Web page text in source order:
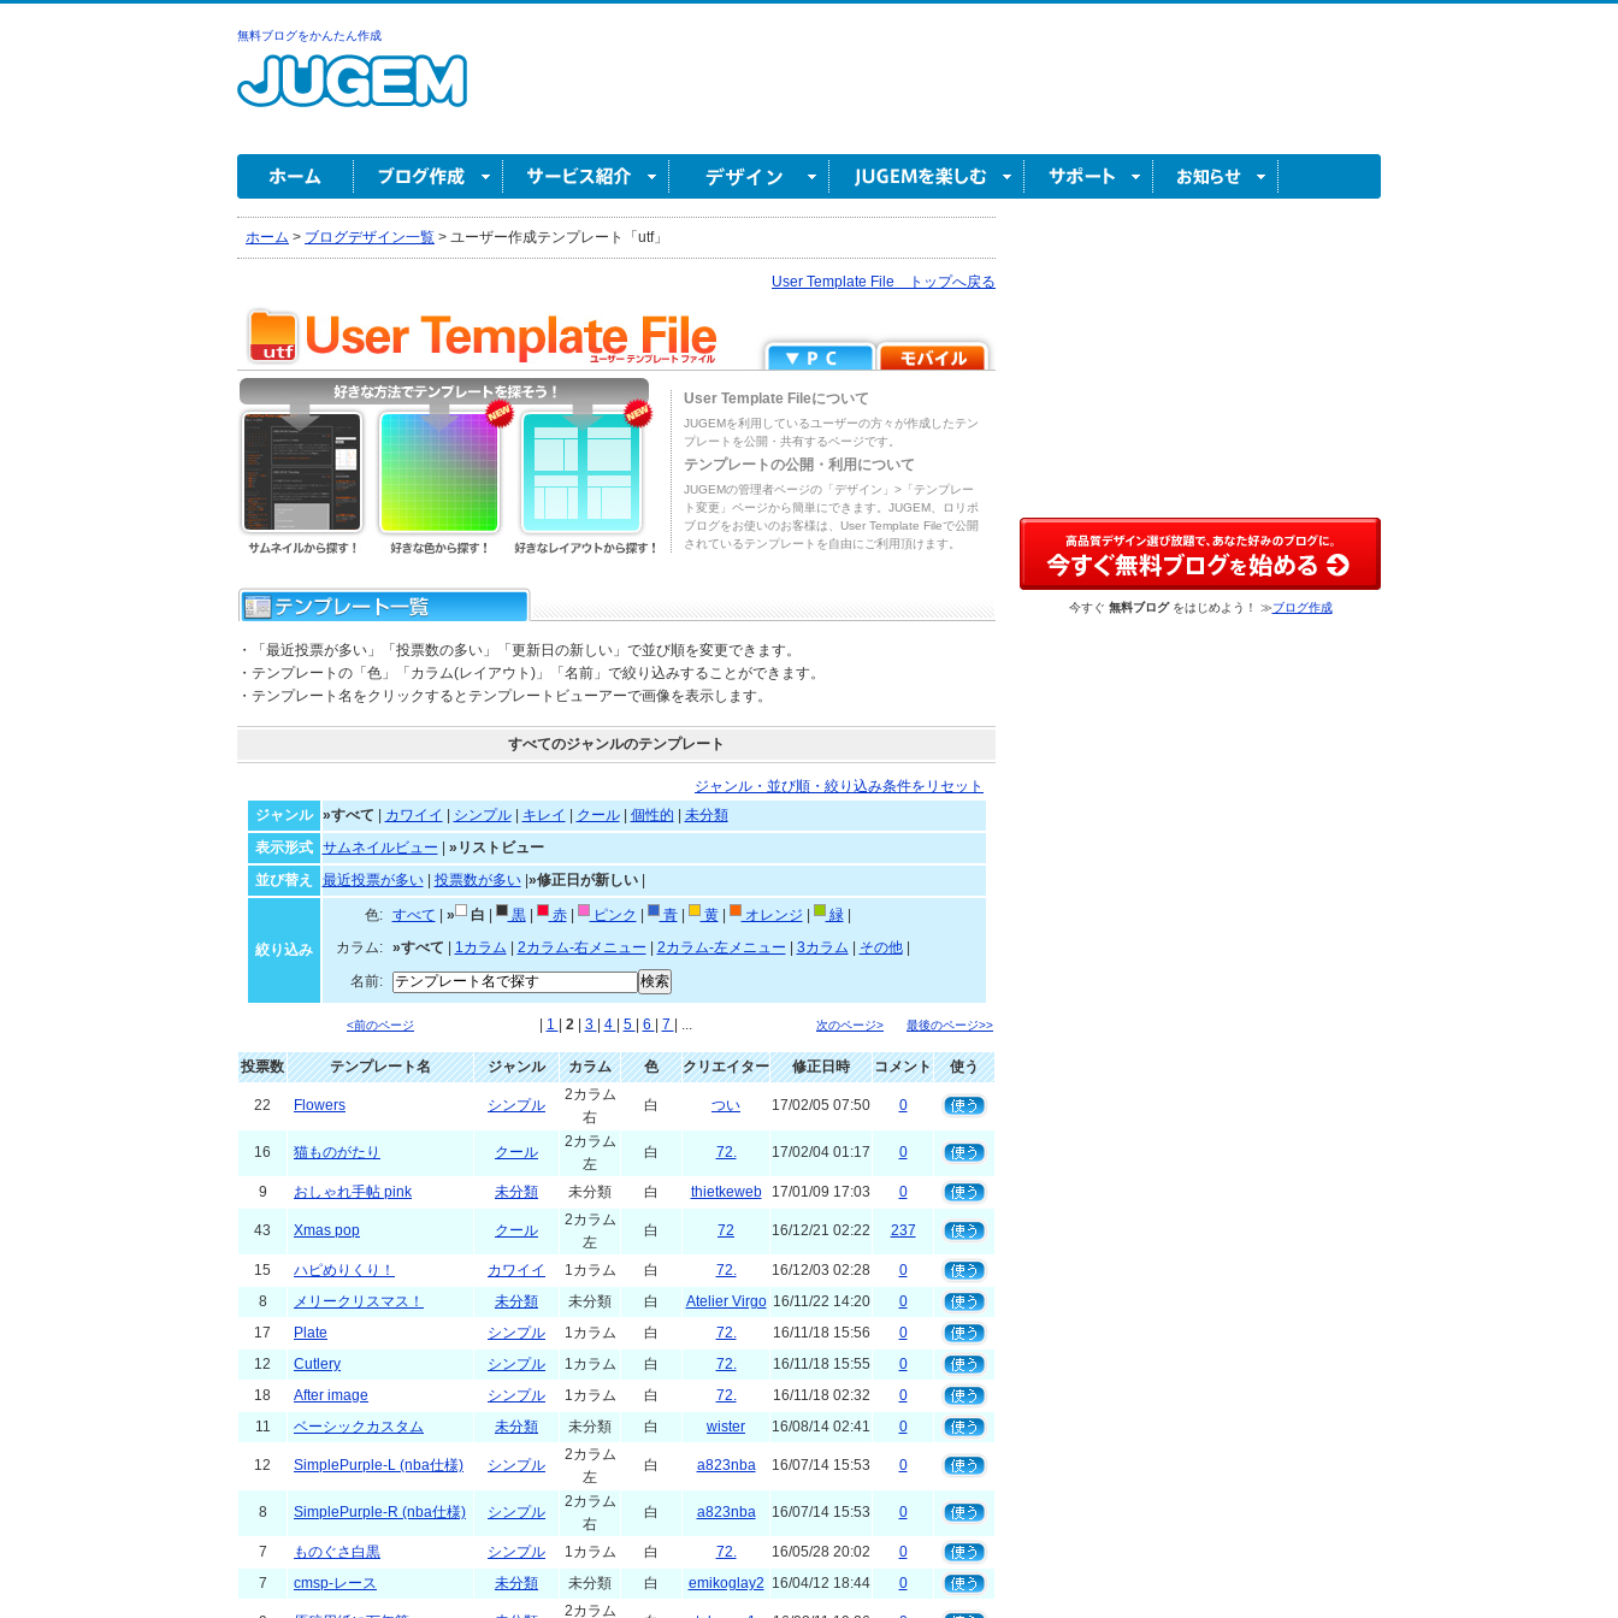
無料ブログをかんたん作成
ホーム > ブログデザイン一覧 > ユーザー作成テンプレート「utf」
User Template File トップへ戻る
User Template Fileについて
JUGEMを利用しているユーザーの方々が作成したテン
プレートを公開・共有するページです。
テンプレートの公開・利用について
JUGEMの管理者ページの「デザイン」>「テンプレー
ト変更」ページから簡単にできます。JUGEM、ロリポ
ブログをお使いのお客様は、User Template Fileで公開
されているテンプレートを自由にご利用頂けます。
・「最近投票が多い」「投票数の多い」「更新日の新しい」で並び順を変更できます。
・テンプレートの「色」「カラム(レイアウト)」「名前」で絞り込みすることができます。
・テンプレート名をクリックするとテンプレートビューアーで画像を表示します。
すべてのジャンルのテンプレート
ジャンル・並び順・絞り込み条件をリセット
ジャンル
»すべて カワイイ シンプル| キレイ クール| 個性的
未分類
表示形式
サムネイルビュー
»リストビュー
並び替え
最近投票が多い| 投票数が多い| »修正日が新しい|
絞り込み
色: すべて » 白 黒| 赤| ピンク 青| 黄| オレンジ 緑|
カラム:
»すべて 1カラム 2カラム-右メニュー 2カラム-左メニュー 3カラム その他|
名前:
<前のページ 1 2 3 4 5 6 7 | ... 次のページ> 最後のページ>>
投票数 テンプレート名 ジャンル カラム 色 クリエイター 修正日時 コメント 使う
22 Flowers シンプル
2カラム
右
白 つい 17/02/05 07:50 0
16 猫ものがたり クール
2カラム
左
白 72. 17/02/04 01:17 0
9 おしゃれ手帖 pink 未分類 未分類 白 thietkeweb 17/01/09 17:03 0
43 Xmas pop クール
2カラム
左
白 72 16/12/21 02:22 237
15 ハピめりくり！ カワイイ 1カラム 白 72. 16/12/03 02:28
0
8
メリークリスマス！ 未分類 未分類 白 Atelier Virgo 16/11/22 14:20
0
17
Plate シンプル 1カラム 白 72. 16/11/18 15:56
0
12
Cutlery シンプル 1カラム 白 72. 16/11/18 15:55
0
18
After image シンプル 1カラム 白 72. 16/11/18 02:32
0
11
ベーシックカスタム 未分類 未分類 白 wister 16/08/14 02:41 0
12 SimplePurple-L (nba仕様) シンプル
2カラム
左
白 a823nba 16/07/14 15:53 0
8 SimplePurple-R (nba仕様) シンプル
2カラム
右
白 a823nba 16/07/14 15:53 0
7 ものぐさ白黒 シンプル 1カラム 白 72. 16/05/28 20:02
0
7
cmsp-レース 未分類 未分類 白 emikoglay2 16/04/12 18:44 0
2カラム
今すぐ 無料ブログをはじめよう！ ≫ブログ作成